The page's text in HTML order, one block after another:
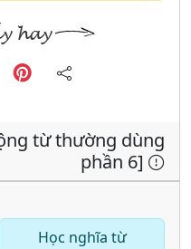
từ thường dùng
phần 6]
Học nghĩa từ